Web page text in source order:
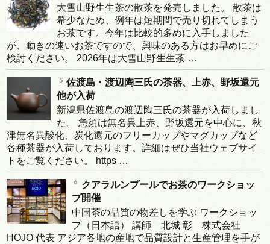
大雪山野生生茶の散茶を発売しました。 散茶は
希少なため、例年は短期間で売り切れてしまう
お茶です。今年は比較的多めに入手しました
が、動きの速いお茶ですので、興味のある方はお早めにご
検討ください。 2026年は大雪山野生生茶 …
佐渡島・渡辺陶三氏の茶器、上赤、野坂還元
他が入荷
新潟県佐渡島の渡辺陶三氏の茶器が入荷しまし
た。 急須は無名異上赤、野坂還元を中心に、秋
津無名異酸化、炭化還元のフリーカップやマグカップなど
各種茶器が入荷しております。詳細はぜひ当社ウェブサイ
トをご覧ください。 https …
クアラルンプールでお茶のワークショッ
プ開催
中国茶の品質の物差しを学ぶ ワークショッ
プ（日本語） 講師 北城 彰 株式会社
HOJO 代表 アジア各地の産地で品質設計と生産管理を手が